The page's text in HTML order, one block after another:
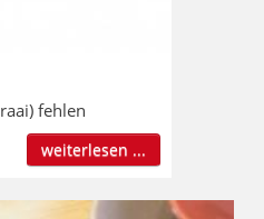
fehlen
weiterlesen ...